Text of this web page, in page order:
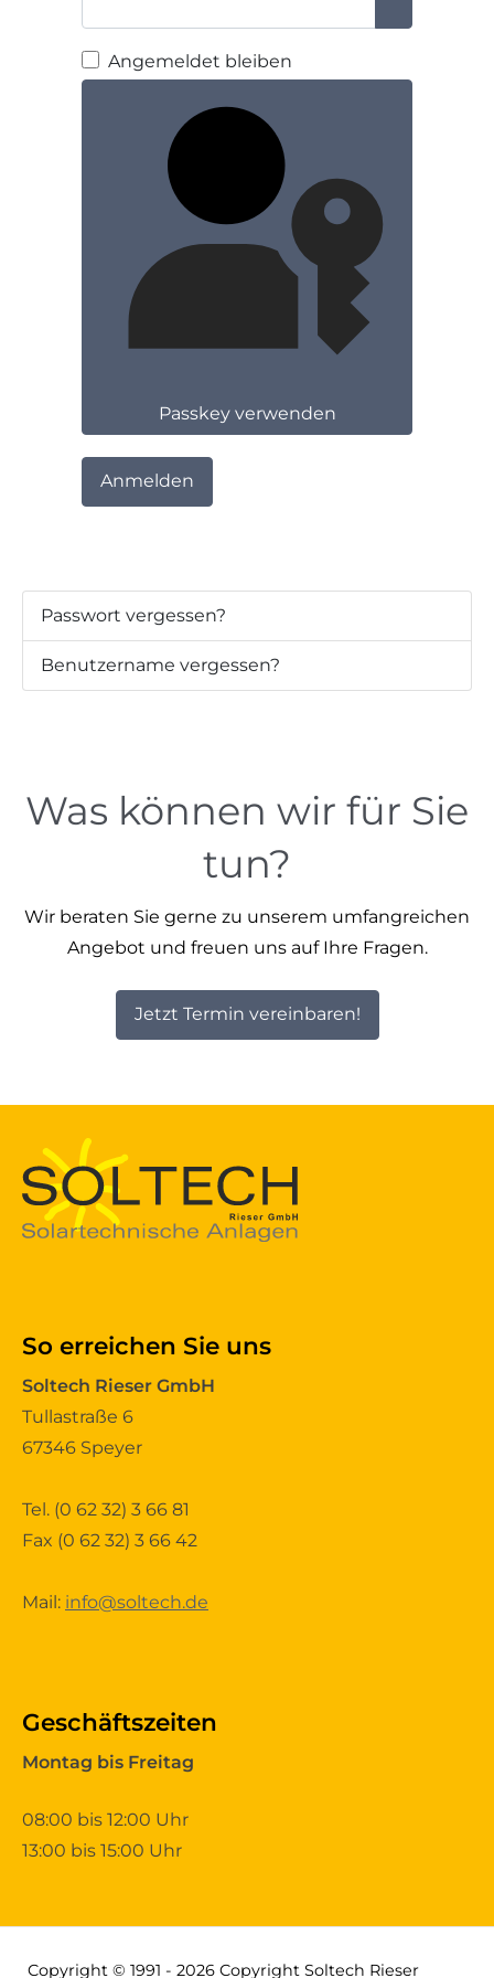
Angemeldet bleiben
Passkey verwenden
Anmelden
Passwort vergessen?
Benutzername vergessen?
Was können wir für Sie
tun?
Wir beraten Sie gerne zu unserem umfangreichen
Angebot und freuen uns auf Ihre Fragen.
Jetzt Termin vereinbaren!
So erreichen Sie uns
Soltech Rieser GmbH
Tullastraße 6
67346 Speyer
Tel. (0 62 32) 3 66 81
Fax (0 62 32) 3 66 42
Mail: info@soltech.de
Geschäftszeiten
Montag bis Freitag
08:00 bis 12:00 Uhr
13:00 bis 15:00 Uhr
Copyright © 1991 - 2026 Copyright Soltech Rieser